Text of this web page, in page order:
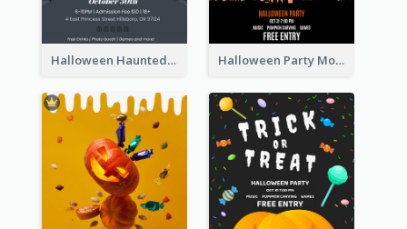
Halloween Haunted House Party Poster Halloween Party Moon Photo Poster